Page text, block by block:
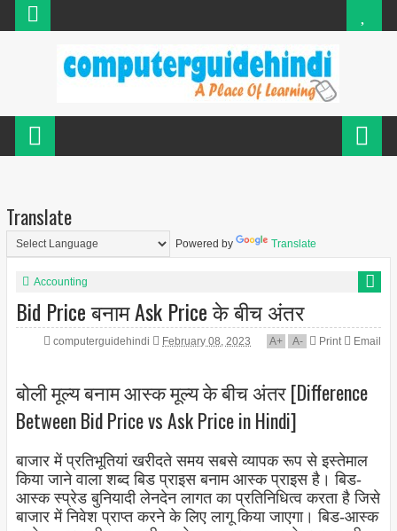
Translate
Powered by Translate
Accounting
Bid Price बनाम Ask Price के बीच अंतर
computerguidehindi February 08, 2023 A+ A- Print Email
बोली मूल्य बनाम आस्क मूल्य के बीच अंतर [Difference
Between Bid Price vs Ask Price in Hindi]
बाजार में प्रतिभूतियां खरीदते समय सबसे व्यापक रूप से इस्तेमाल
किया जाने वाला शब्द बिड प्राइस बनाम आस्क प्राइस है। बिड-
आस्क स्प्रेड बुनियादी लेनदेन लागत का प्रतिनिधित्व करता है जिसे
बाजार में निवेश प्राप्त करने के लिए लागू किया जाएगा। बिड-आस्क